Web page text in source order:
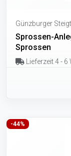
Günzburger
Sprossen-
Sprossen
Lieferzeit 4 - 6
-44%